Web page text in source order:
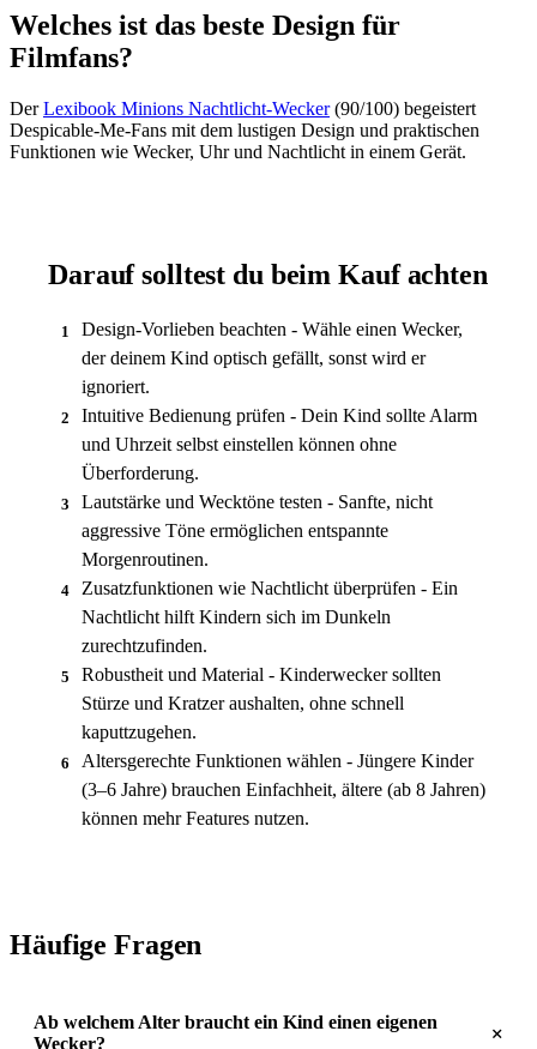
Welches ist das beste Design für
Filmfans?
DerLexibook Minions Nachtlicht-Wecker(90/100) begeistert
Despicable-Me-Fans mit dem lustigen Design und praktischen
Funktionen wie Wecker, Uhr und Nachtlicht in einem Gerät.
Darauf solltest du beim Kauf achten
1
Design-Vorlieben beachten - Wähle einen Wecker,
der deinem Kind optisch gefällt, sonst wird er
ignoriert.
2
Intuitive Bedienung prüfen - Dein Kind sollte Alarm
und Uhrzeit selbst einstellen können ohne
Überforderung.
3
Lautstärke und Wecktöne testen - Sanfte, nicht
aggressive Töne ermöglichen entspannte
Morgenroutinen.
4
Zusatzfunktionen wie Nachtlicht überprüfen - Ein
Nachtlicht hilft Kindern sich im Dunkeln
zurechtzufinden.
5
Robustheit und Material - Kinderwecker sollten
Stürze und Kratzer aushalten, ohne schnell
kaputtzugehen.
6
Altersgerechte Funktionen wählen - Jüngere Kinder
(3–6 Jahre) brauchen Einfachheit, ältere (ab 8 Jahren)
können mehr Features nutzen.
Häufige Fragen
Ab welchem Alter braucht ein Kind einen eigenen
Wecker?
+